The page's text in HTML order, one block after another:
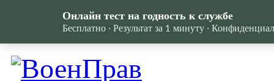
Онлайн тест на годность к службе
Бесплатно · Результат за 1 минуту ·